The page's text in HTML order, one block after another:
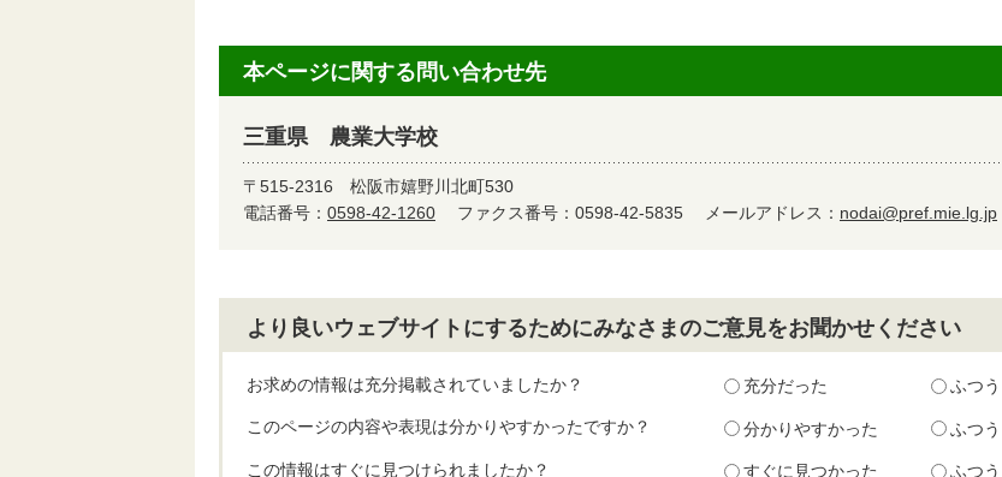
本ページに関する問い合わせ先
三重県 農業大学校
〒515-2316 松阪市嬉野川北町530
電話番号： 0598-42-1260 ファクス番号：0598-42-5835 メールアドレス： nodai@pref.mie.lg.jp
より良いウェブサイトにするためにみなさまのご意見をお聞かせください
お求めの情報は充分掲載されていましたか？ 充分だった ふつう
このページの内容や表現は分かりやすかったですか？ 分かりやすかった ふつう
この情報はすぐに見つけられましたか？ すぐに見つかった ふつう